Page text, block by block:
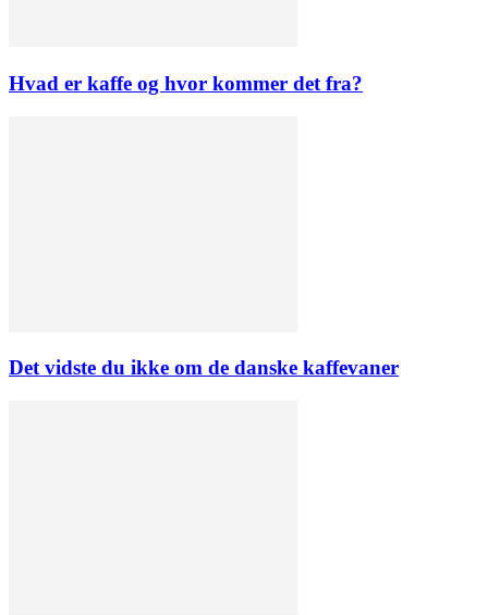
Hvad er kaffe og hvor kommer det fra?
Det vidste du ikke om de danske kaffevaner